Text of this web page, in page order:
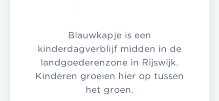
Blauwkapje is een
kinderdagverblijf midden in de
landgoederenzone in Rijswijk.
Kinderen groeien hier op tussen
het groen.